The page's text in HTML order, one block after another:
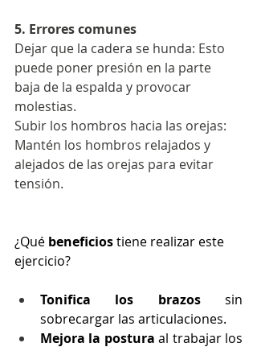
5. Errores comunes
Dejar que la cadera se hunda: Esto
puede poner presión en la parte
baja de la espalda y provocar
molestias.
Subir los hombros hacia las orejas:
Mantén los hombros relajados y
alejados de las orejas para evitar
tensión.
¿Qué beneficios tiene realizar este
ejercicio?
Tonifica los brazos sin
sobrecargar las articulaciones.
Mejora la postura al trabajar los